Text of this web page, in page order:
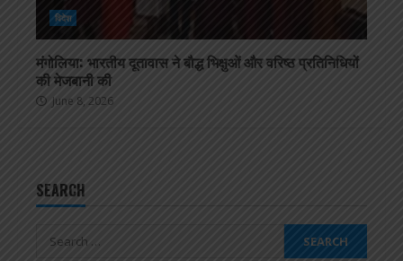
विदेश
मंगोलिया: भारतीय दूतावास ने बौद्ध भिक्षुओं और वरिष्ठ प्रतिनिधियों
की मेजबानी की
June 8, 2026
SEARCH
Search